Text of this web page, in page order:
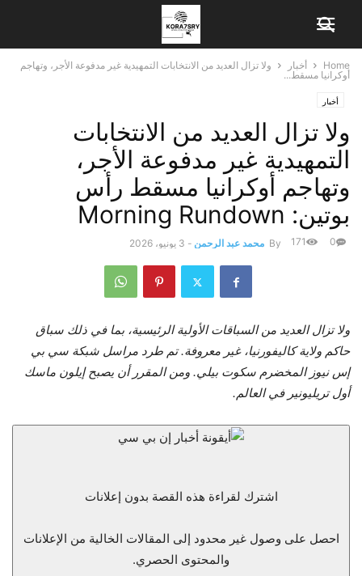
Home أخبار
ولا تزال العديد من الانتخابات التمهيدية غير مدفوعة الأجر، وتهاجم
أوكرانيا مسقط...
أخبار
ولا تزال العديد من الانتخابات
التمهيدية غير مدفوعة الأجر،
وتهاجم أوكرانيا مسقط رأس
بوتين: Morning Rundown
By محمد عبد الرحمن - 3 يونيو، 2026 0
171
ولا تزال العديد من السباقات الأولية الرئيسية، بما في ذلك سباق
حاكم ولاية كاليفورنيا، غير معروفة. تم طرد مراسل شبكة سي بي
إس نيوز المخضرم سكوت بيلي. ومن المقرر أن يصبح إيلون ماسك
أول تريليونير في العالم.
اشترك لقراءة هذه القصة بدون إعلانات
احصل على وصول غير محدود إلى المقالات الخالية من الإعلانات
والمحتوى الحصري.